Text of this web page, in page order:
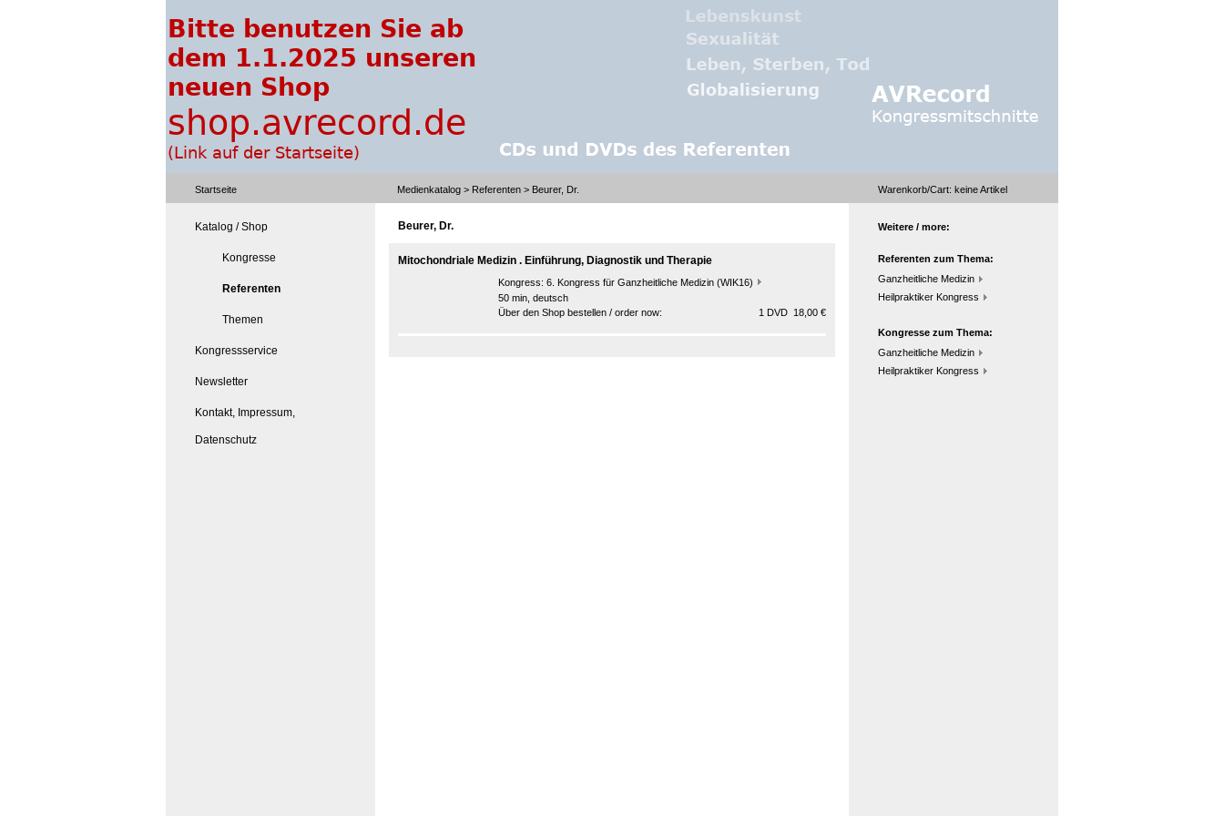
Startseite Medienkatalog > Referenten > Beurer, Dr. Warenkorb/Cart: keineArtikel
Katalog / Shop
Kongresse
Referenten
Themen
Kongressservice
Newsletter
Kontakt, Impressum,
Datenschutz
Beurer, Dr.
Mitochondriale Medizin . Einführung, Diagnostik und Therapie
Kongress: 6. Kongress für Ganzheitliche Medizin (WIK16)
50 min, deutsch
Über den Shop bestellen / order now:
1 DVD 18,00 €
Weitere / more:
Referenten zum Thema:
Ganzheitliche Medizin
Heilpraktiker Kongress
Kongresse zum Thema:
Ganzheitliche Medizin
Heilpraktiker Kongress